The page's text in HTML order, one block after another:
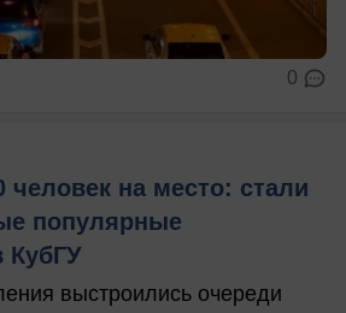
0
человек на место: стали
популярные
КубГУ
выстроились очереди